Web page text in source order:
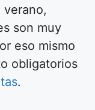
son muy
eso mismo
obligatorios
.